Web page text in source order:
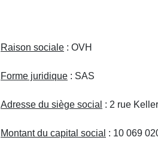
Raison sociale : OVH
Forme juridique : SAS
Adresse du siège social : 2 rue
Montant du capital social : 10 069